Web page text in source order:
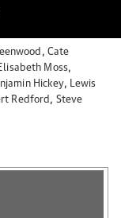
, Cate
Moss,
Hickey, Lewis
Redford , Steve